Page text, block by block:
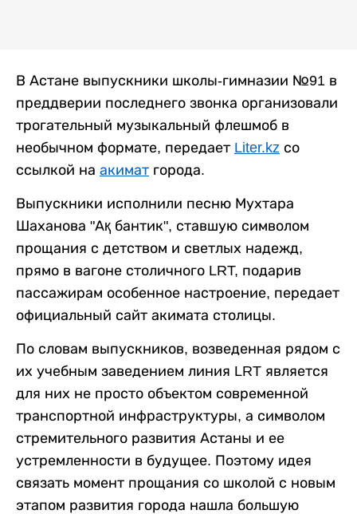
В Астане выпускники школы-гимназии №91 в
преддверии последнего звонка организовали
трогательный музыкальный флешмоб в
необычном формате, передает Liter.kz со
ссылкой на акимат города.
Выпускники исполнили песню Мухтара
Шаханова "Ақ бантик", ставшую символом
прощания с детством и светлых надежд,
прямо в вагоне столичного LRT, подарив
пассажирам особенное настроение, передает
официальный сайт акимата столицы.
По словам выпускников, возведенная рядом с
их учебным заведением линия LRT является
для них не просто объектом современной
транспортной инфраструктуры, а символом
стремительного развития Астаны и ее
устремленности в будущее. Поэтому идея
связать момент прощания со школой с новым
этапом развития города нашла большую